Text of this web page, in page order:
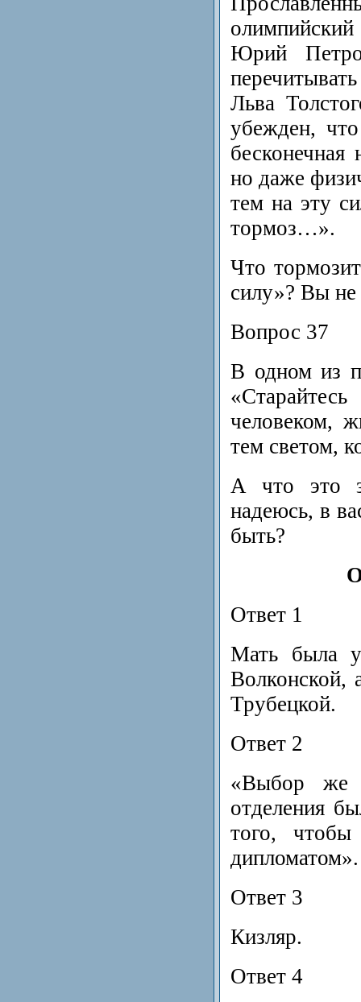
Юрий
Льва
убежден,
бесконечная
но даже
тем на эту
тормоз…».
Что
силу»? Вы
Вопрос 37
В одном из
человеком,
тем светом,
А что это
надеюсь, в
быть?
Ответ 1
Мать была
Волконской,
Трубецкой.
Ответ 2
«Выбор же
отделения
того, чтобы
дипломатом».
Ответ 3
Кизляр.
Ответ 4